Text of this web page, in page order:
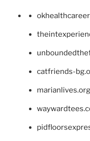
catfriends-
marianlives.org